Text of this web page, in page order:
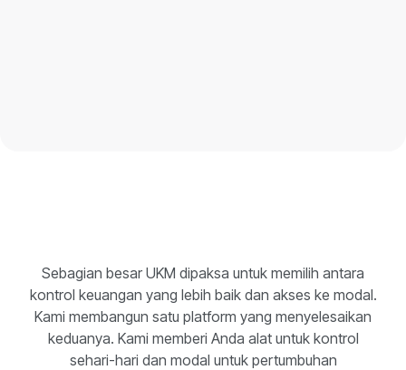
Sebagian besar UKM dipaksa untuk memilih antara
kontrol keuangan yang lebih baik dan akses ke modal.
Kami membangun satu platform yang menyelesaikan
keduanya. Kami memberi Anda alat untuk kontrol
sehari-hari dan modal untuk pertumbuhan